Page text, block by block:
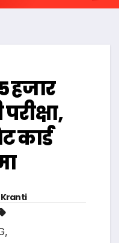
हजार
कार्ड
,